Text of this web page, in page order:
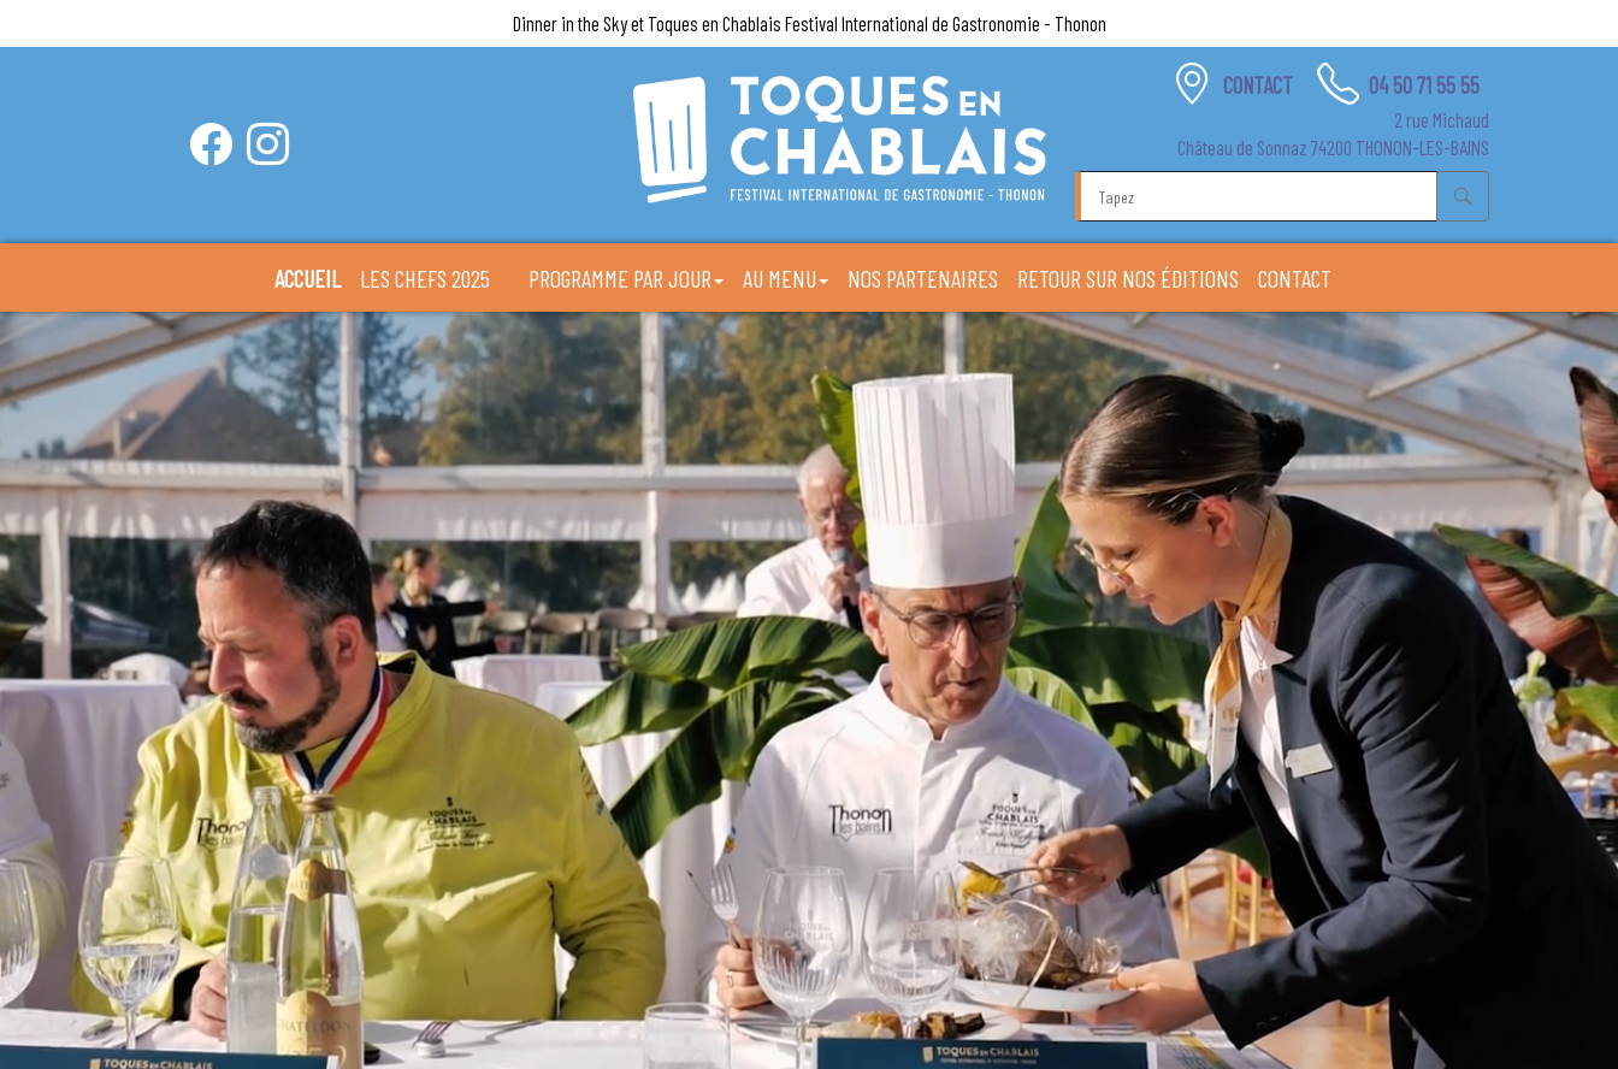
Dinner in the Sky et Toques en Chablais Festival International de Gastronomie - Thonon
CONTACT 04 50 71 55 55
2 rue Michaud
Château de Sonnaz 74200 THONON-LES-BAINS
ACCUEIL LES CHEFS 2025 PROGRAMME PAR JOUR AU MENU NOS PARTENAIRES RETOUR SUR NOS ÉDITIONS CONTACT